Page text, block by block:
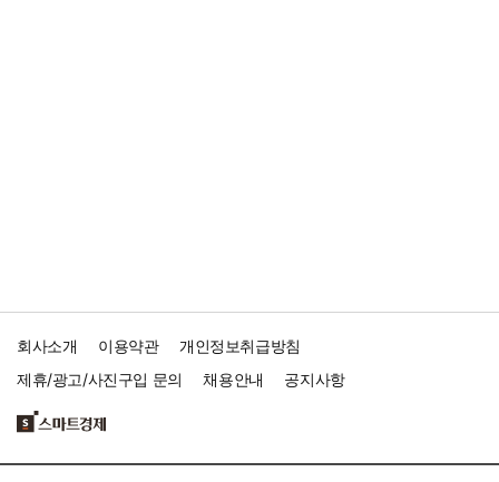
회사소개 이용약관
개인정보취급방침
제휴/광고/사진구입 문의
채용안내 공지사항